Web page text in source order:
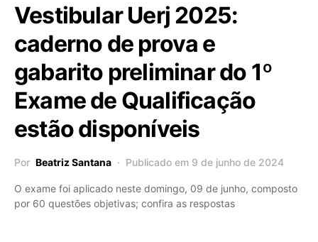
Vestibular Uerj 2025:
caderno de prova e
gabarito preliminar do 1º
Exame de Qualificação
estão disponíveis
Por Beatriz Santana Publicado em 9 de junho de 2024
O exame foi aplicado neste domingo, 09 de junho, composto
por 60 questões objetivas; confira as respostas